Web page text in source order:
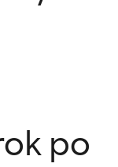
po